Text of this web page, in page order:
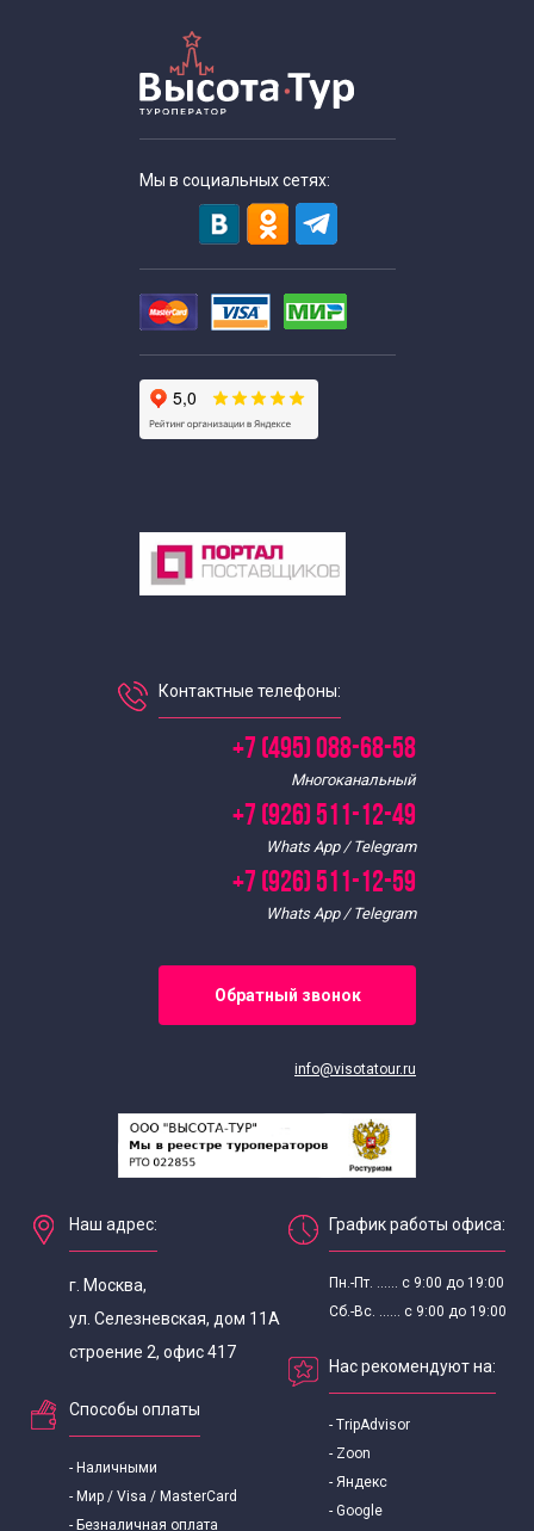
Мы в социальных сетях:
Контактные телефоны:
+7 (495) 088-68-58
Многоканальный
+7 (926) 511-12-49
Whats App / Telegram
+7 (926) 511-12-59
Whats App / Telegram
Обратный звонок
info@visotatour.ru
Наш адрес:
г. Москва,
ул. Селезневская, дом 11А
строение 2, офис 417
Способы оплаты
- Наличными
- Мир / Visa / MasterCard
- Безналичная оплата
График работы офиса:
Пн.-Пт. ...... с 9:00 до 19:00
Сб.-Вс. ...... с 9:00 до 19:00
Нас рекомендуют на:
- TripAdvisor
- Zoon
- Яндекс
- Google